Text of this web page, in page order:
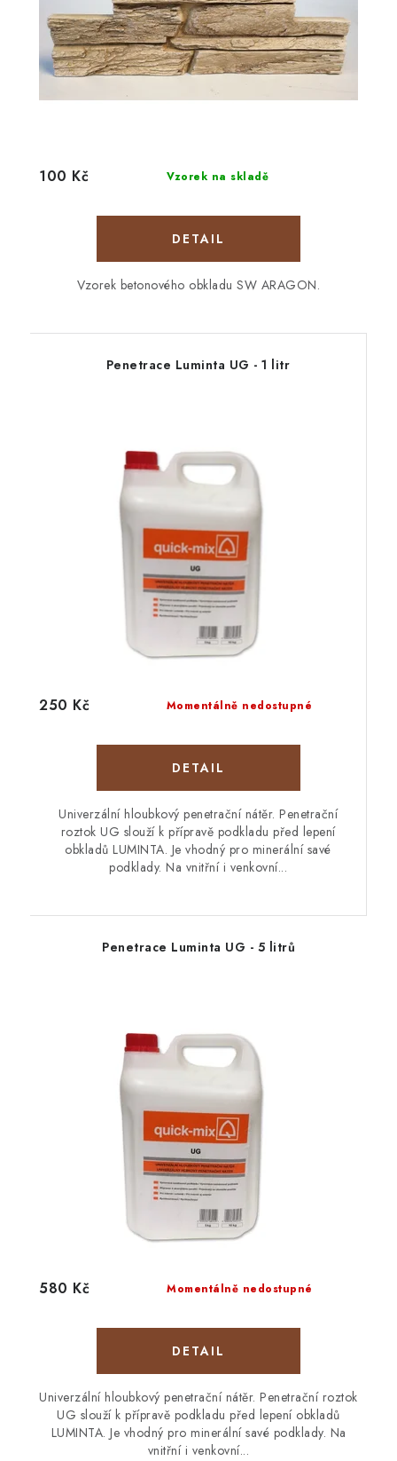
Vzorek na skladě
100 Kč
Vzorek betonového obkladu SW ARAGON.
Penetrace Luminta UG - 1 litr
Momentálně nedostupné
250 Kč
Univerzální hloubkový penetrační nátěr. Penetrační
roztok UG slouží k přípravě podkladu před lepení
obkladů LUMINTA. Je vhodný pro minerální savé
podklady. Na vnitřní i venkovní...
Penetrace Luminta UG - 5 litrů
Momentálně nedostupné
580 Kč
Univerzální hloubkový penetrační nátěr. Penetrační roztok
UG slouží k přípravě podkladu před lepení obkladů
LUMINTA. Je vhodný pro minerální savé podklady. Na
vnitřní i venkovní...